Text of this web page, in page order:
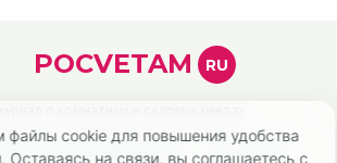
файлы cookie для повышения удобства
Оставаясь на связи, вы соглашаетесь с
POCVETAM RU
конфиденциальности Карта сайта